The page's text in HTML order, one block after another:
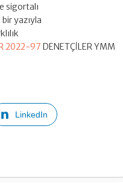
sigortalı
yazıyla
2022-97 DENETÇİLER YMM
LinkedIn